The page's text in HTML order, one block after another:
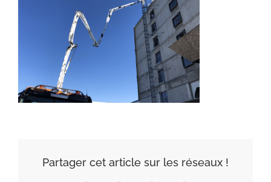
Partager cet article sur les réseaux !